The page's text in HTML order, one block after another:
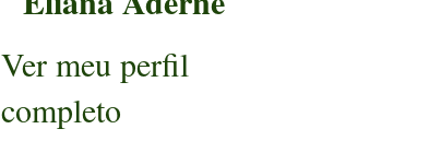
Ver meu perfil
completo